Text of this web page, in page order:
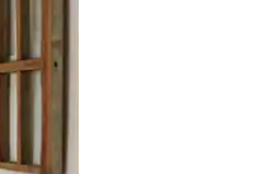
glisser.